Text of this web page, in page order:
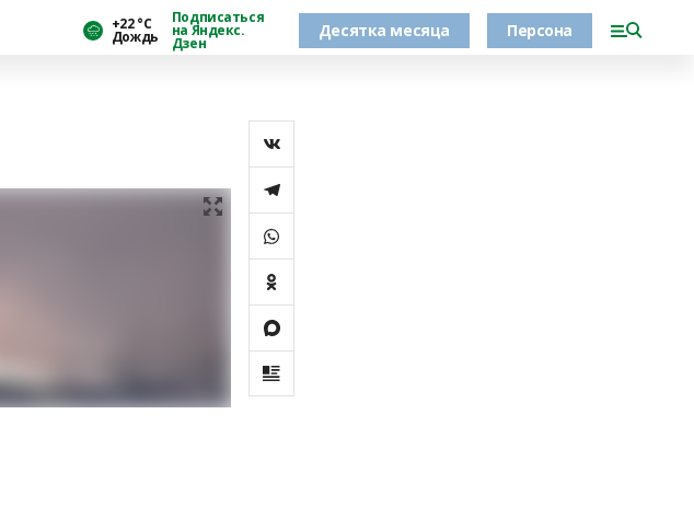
+22 °С
Дождь
Подписаться
на Яндекс.
Дзен
Десятка месяца Персона